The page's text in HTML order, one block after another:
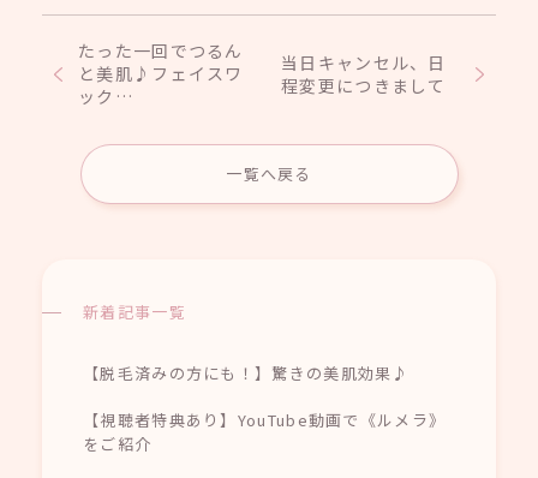
たった一回でつるん
と美肌♪フェイスワ
ック…
当日キャンセル、日
程変更につきまして
一覧へ戻る
新着記事一覧
【脱毛済みの方にも！】驚きの美肌効果♪
【視聴者特典あり】YouTube動画で《ルメラ》
をご紹介